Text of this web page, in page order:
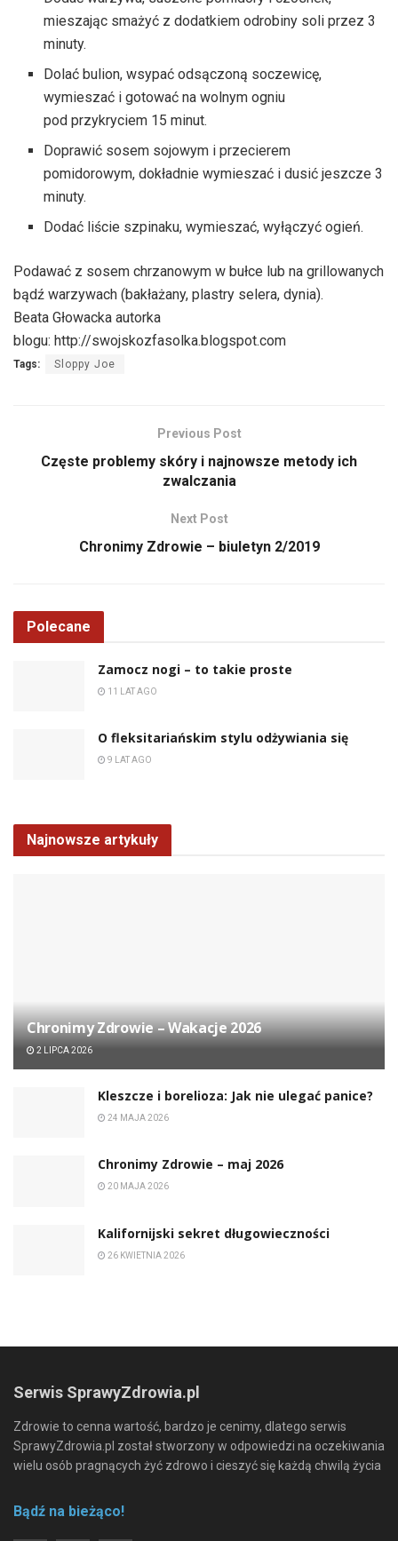
mieszając smażyć z dodatkiem odrobiny soli przez 3
minuty.
Dolać bulion, wsypać odsączoną soczewicę,
wymieszać i gotować na wolnym ogniu
pod przykryciem 15 minut.
Doprawić sosem sojowym i przecierem
pomidorowym, dokładnie wymieszać i dusić jeszcze 3
minuty.
Dodać liście szpinaku, wymieszać, wyłączyć ogień.
Podawać z sosem chrzanowym w bułce lub na grillowanych
bądź warzywach (bakłażany, plastry selera, dynia).
Beata Głowacka autorka
blogu: http://swojskozfasolka.blogspot.com
Tags: Sloppy Joe
Previous Post
Częste problemy skóry i najnowsze metody ich
zwalczania
Next Post
Chronimy Zdrowie – biuletyn 2/2019
Polecane
Zamocz nogi – to takie proste
11 LAT AGO
O fleksitariańskim stylu odżywiania się
9 LAT AGO
Najnowsze artykuły
Chronimy Zdrowie ­– Wakacje 2026
2 LIPCA 2026
Kleszcze i borelioza: Jak nie ulegać panice?
24 MAJA 2026
Chronimy Zdrowie ­– maj 2026
20 MAJA 2026
Kalifornijski sekret długowieczności
26 KWIETNIA 2026
Serwis SprawyZdrowia.pl
Zdrowie to cenna wartość, bardzo je cenimy, dlatego serwis
SprawyZdrowia.pl został stworzony w odpowiedzi na oczekiwania
wielu osób pragnących żyć zdrowo i cieszyć się każdą chwilą życia
Bądź na bieżąco!